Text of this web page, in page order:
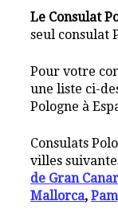
Le Consulat
seul consulat
Pour votre
une liste ci-
Pologne à
Consulats
villes
de Gran
Mallorca,